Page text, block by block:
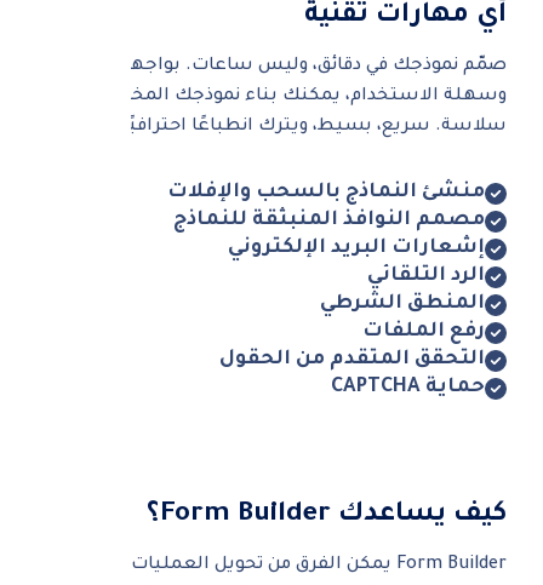
أي مهارات تقنية
صمّم نموذجك في دقائق، وليس ساعات. بواجهة نظيفة
وسهلة الاستخدام، يمكنك بناء نموذجك المخصص بكل
سلاسة. سريع، بسيط، ويترك انطباعًا احترافيًا.
منشئ النماذج بالسحب والإفلات
مصمم النوافذ المنبثقة للنماذج
إشعارات البريد الإلكتروني
الرد التلقائي
المنطق الشرطي
رفع الملفات
التحقق المتقدم من الحقول
حماية CAPTCHA
كيف يساعدك Form Builder؟
Form Builder يمكن الفرق من تحويل العمليات اليدوية إلى